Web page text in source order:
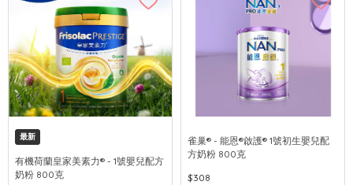
最新
有機荷蘭皇家美素力® - 1號嬰兒配方
奶粉 800克
雀巢® - 能恩®啟護® 1號初生嬰兒配
方奶粉 800克
$308